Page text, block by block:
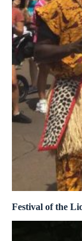
Festival of the